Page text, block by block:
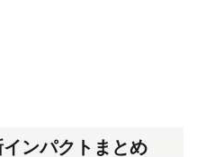
インパクトまとめ